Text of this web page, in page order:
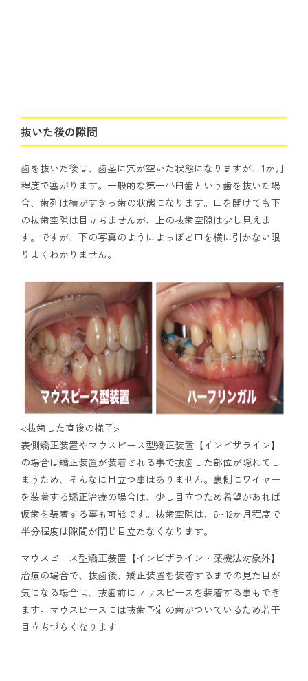
抜いた後の隙間
歯を抜いた後は、歯茎に穴が空いた状態になりますが、1か月
程度で塞がります。一般的な第一小臼歯という歯を抜いた場
合、歯列は横がすきっ歯の状態になります。口を開けても下
の抜歯空隙は目立ちませんが、上の抜歯空隙は少し見えま
す。ですが、下の写真のようによっぼど口を横に引かない限
りよくわかりません。
<抜歯した直後の様子>
表側矯正装置やマウスピース型矯正装置【インビザライン】
の場合は矯正装置が装着される事で抜歯した部位が隠れてし
まうため、そんなに目立つ事はありません。裏側にワイヤー
を装着する矯正治療の場合は、少し目立つため希望があれば
仮歯を装着する事も可能です。抜歯空隙は、6~12か月程度で
半分程度は隙間が閉じ目立たなくなります。
マウスピース型矯正装置【インビザライン・薬機法対象外】
治療の場合で、抜歯後、矯正装置を装着するまでの見た目が
気になる場合は、抜歯前にマウスピースを装着する事もでき
ます。マウスピースには抜歯予定の歯がついているため若干
目立ちづらくなります。